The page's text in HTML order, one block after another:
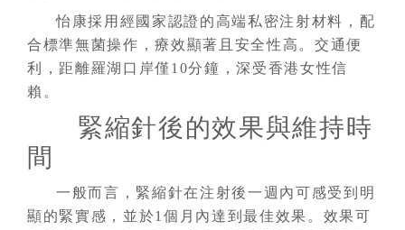
怡康採用經國家認證的高端私密注射材料，配
合標準無菌操作，療效顯著且安全性高。交通便
利，距離羅湖口岸僅10分鐘，深受香港女性信
賴。
緊縮針後的效果與維持時
間
一般而言，緊縮針在注射後一週內可感受到明
顯的緊實感，並於1個月內達到最佳效果。效果可